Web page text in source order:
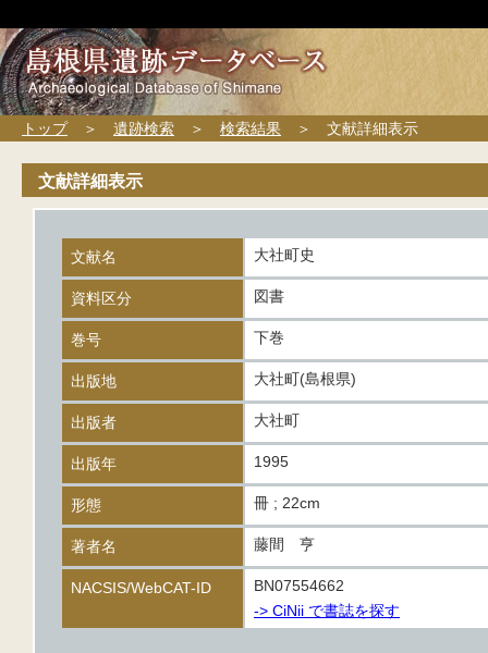
トップ＞ 遺跡検索 ＞ 検索結果 ＞ 文献詳細表示
文献詳細表示
文献名 大社町史
資料区分 図書
巻号 下巻
出版地 大社町(島根県)
出版者 大社町
出版年 1995
形態 冊 ; 22cm
著者名 藤間 亨
NACSIS/WebCAT-ID
BN07554662
-> CiNii で書誌を探す